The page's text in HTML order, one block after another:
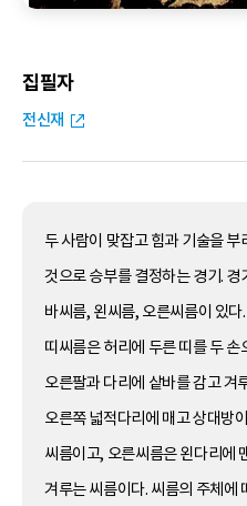
집필자
전신재
두 사람이 맞잡고 힘과 기술을
것으로 승부를 결정하는 경기.
바씨름, 왼씨름, 오른씨름이 있
띠씨름은 허리에 두른 띠를 두
오른팔과 다리에 샅바를 감고 겨
오른쪽 넓적다리에 매고 상대방
씨름이고, 오른씨름은 왼다리에
겨루는 씨름이다. 씨름의 주체에